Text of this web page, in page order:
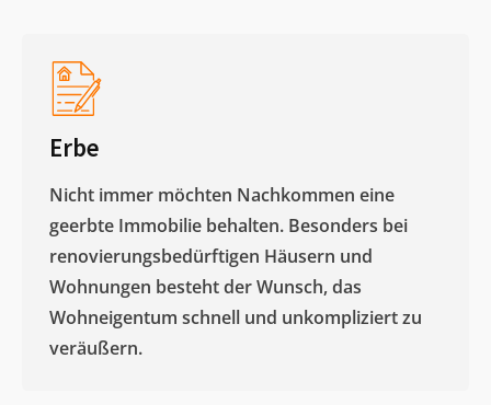
Erbe
Nicht immer möchten Nachkommen eine
geerbte Immobilie behalten. Besonders bei
renovierungsbedürftigen Häusern und
Wohnungen besteht der Wunsch, das
Wohneigentum schnell und unkompliziert zu
veräußern. ​